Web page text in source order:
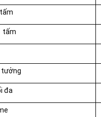
tấm
tưởng
đa